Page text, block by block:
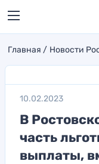
Главная Новости
10.02.2023
В
часть
выплаты,